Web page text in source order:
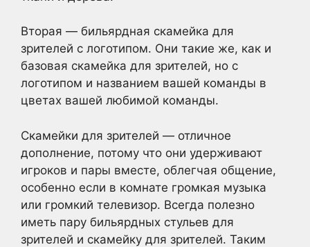
Вторая — бильярдная скамейка для
зрителей с логотипом. Они такие же, как и
базовая скамейка для зрителей, но с
логотипом и названием вашей команды в
цветах вашей любимой команды.
Скамейки для зрителей — отличное
дополнение, потому что они удерживают
игроков и пары вместе, облегчая общение,
особенно если в комнате громкая музыка
или громкий телевизор. Всегда полезно
иметь пару бильярдных стульев для
зрителей и скамейку для зрителей. Таким